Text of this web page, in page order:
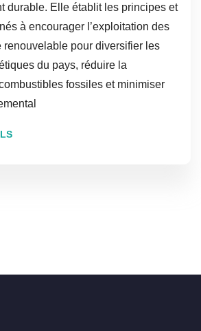
durable. Elle établit les principes et
à encourager l’exploitation des
renouvelable pour diversifier les
du pays, réduire la
fossiles et minimiser